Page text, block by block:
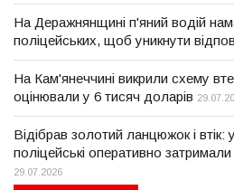
На Деражнянщині п'яний водій
поліцейських, щоб уникнути
На Кам'янеччині викрили схему
оцінювали у 6 тисяч доларів
Відібрав золотий ланцюжок і
поліцейські оперативно затримали
29.07.2026